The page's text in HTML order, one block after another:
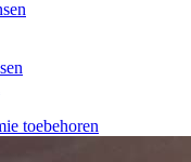
toebehoren